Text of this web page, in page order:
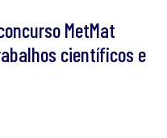
MetMat
científicos e